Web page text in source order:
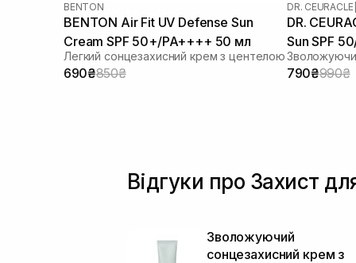
BENTON
BENTON Air Fit UV Defense Sun
Cream SPF 50+/PA++++ 50 мл
Легкий сонцезахисний крем з центелою
690₴850₴
DR. CEURACLE
DR.
Sun SPF
790₴990₴
Відгуки про Захист
Зволожуючий
сонцезахисний крем з